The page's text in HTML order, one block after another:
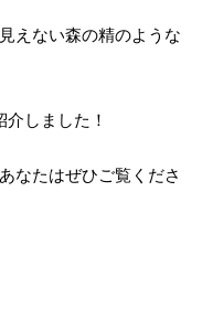
えない森の精のような
しました！
なたはぜひご覧くださ